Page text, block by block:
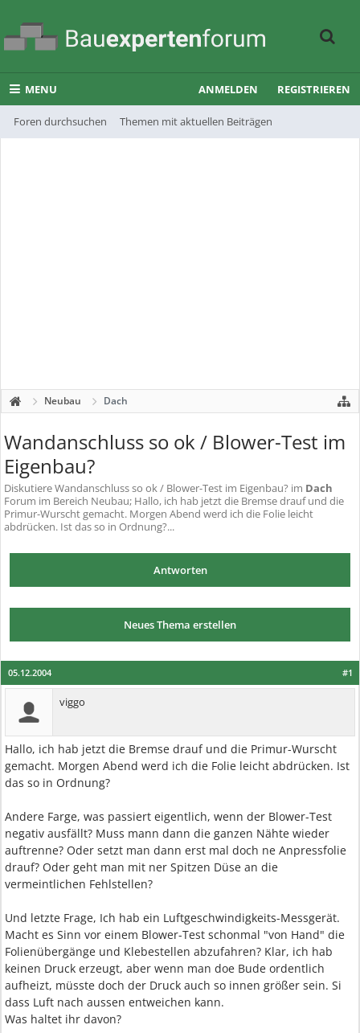
MENU
Foren durchsuchen Themen mit aktuellen Beiträgen
ANMELDEN REGISTRIEREN
Neubau Dach
Wandanschluss so ok / Blower-Test im
Eigenbau?
DiskutiereWandanschluss so ok / Blower-Test im Eigenbau? im Dach
Forum im Bereich Neubau; Hallo, ich hab jetzt die Bremse drauf und die
Primur-Wurscht gemacht. Morgen Abend werd ich die Folie leicht
abdrücken. Ist das so in Ordnung?...
Antworten
Neues Thema erstellen
#1
05.12.2004
viggo
Hallo, ich hab jetzt die Bremse drauf und die Primur-Wurscht
gemacht. Morgen Abend werd ich die Folie leicht abdrücken. Ist
das so in Ordnung?
Andere Farge, was passiert eigentlich, wenn der Blower-Test
negativ ausfällt? Muss mann dann die ganzen Nähte wieder
auftrenne? Oder setzt man dann erst mal doch ne Anpressfolie
drauf? Oder geht man mit ner Spitzen Düse an die
vermeintlichen Fehlstellen?
Und letzte Frage, Ich hab ein Luftgeschwindigkeits-Messgerät.
Macht es Sinn vor einem Blower-Test schonmal "von Hand" die
Folienübergänge und Klebestellen abzufahren? Klar, ich hab
keinen Druck erzeugt, aber wenn man doe Bude ordentlich
aufheizt, müsste doch der Druck auch so innen größer sein. Si
dass Luft nach aussen entweichen kann.
Was haltet ihr davon?